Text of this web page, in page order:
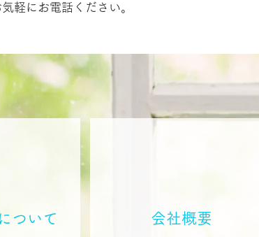
軽にお電話ください。
ついて 会社概要